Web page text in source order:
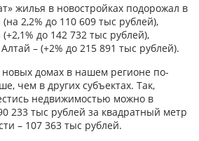
жилья в новостройках подорожал в
2,2% до 110 609 тыс рублей),
до 142 732 тыс рублей),
– (+2% до 215 891 тыс рублей).
домах в нашем регионе по-
чем в других субъектах. Так,
недвижимостью можно в
233 тыс рублей за квадратный метр
– 107 363 тыс рублей.